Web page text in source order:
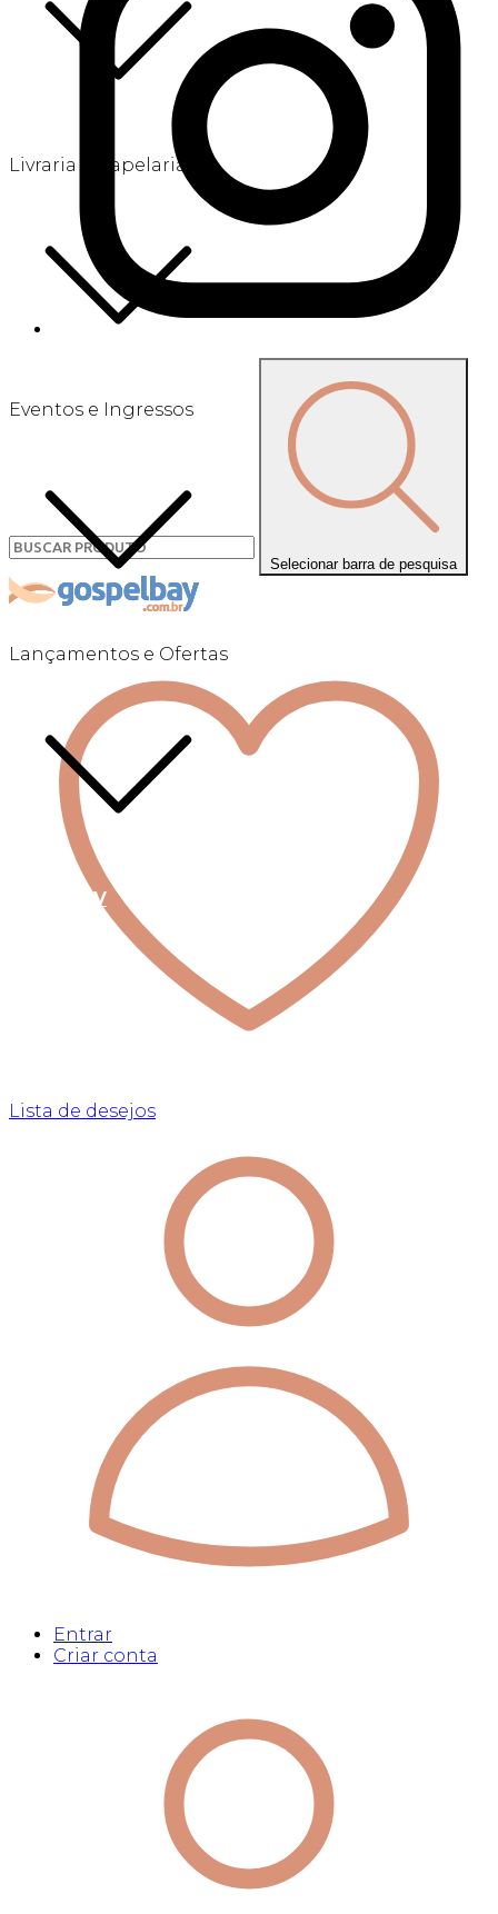
Livraria e Papelaria
Eventos e Ingressos
Lançamentos e Ofertas
Linha +QV
Selecionar barra de pesquisa
Lista de desejos
Entrar
Criar conta